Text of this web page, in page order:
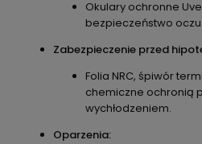
Okulary ochronne
bezpieczeństwo oczu.
Zabezpieczenie przed
Folia NRC, śpiwór
chemiczne ochronią
wychłodzeniem.
Oparzenia: